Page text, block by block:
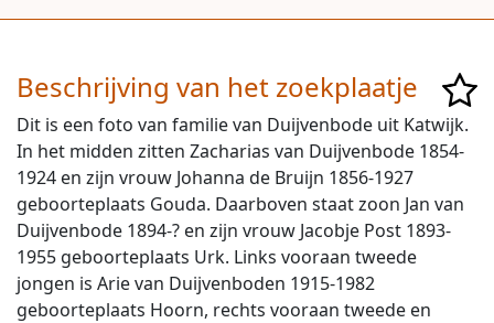
Beschrijving van het zoekplaatje
Dit is een foto van familie van Duijvenbode uit Katwijk.
In het midden zitten Zacharias van Duijvenbode 1854-
1924 en zijn vrouw Johanna de Bruijn 1856-1927
geboorteplaats Gouda. Daarboven staat zoon Jan van
Duijvenbode 1894-? en zijn vrouw Jacobje Post 1893-
1955 geboorteplaats Urk. Links vooraan tweede
jongen is Arie van Duijvenboden 1915-1982
geboorteplaats Hoorn, rechts vooraan tweede en